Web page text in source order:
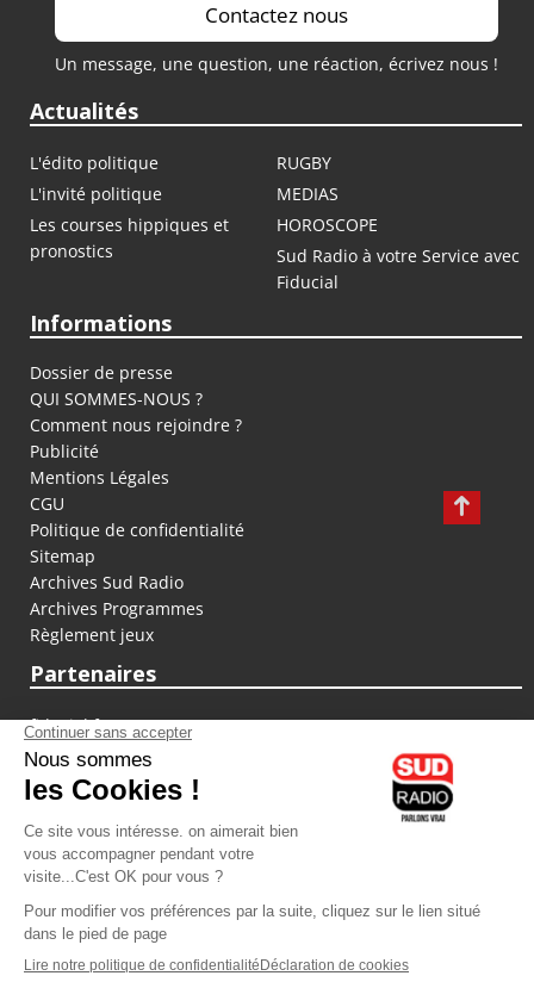
Contactez nous
Un message, une question, une réaction, écrivez nous !
Actualités
L'édito politique
RUGBY
L'invité politique
MEDIAS
Les courses hippiques et
pronostics
HOROSCOPE
Sud Radio à votre Service avec
Fiducial
Informations
Dossier de presse
QUI SOMMES-NOUS ?
Comment nous rejoindre ?
Publicité
Mentions Légales
CGU
Politique de confidentialité
Sitemap
Archives Sud Radio
Archives Programmes
Règlement jeux
Partenaires
fiducial.fr
lyoncapitale.fr
olympique-et-lyonnais.com
L'application Iphone / Android
Téléchargez l'application
Les cookies